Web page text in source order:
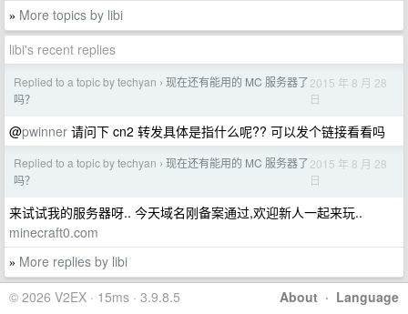
» More topics by libi
libi's recent replies
Replied to a topic by techyan › 现在还有能用的 MC 服务器了
吗？
2015 年 8 月 28
日
@pwinner 请问下 cn2 转发具体是指什么呢?? 可以发个链接看看吗
Replied to a topic by techyan › 现在还有能用的 MC 服务器了
吗？
2015 年 8 月 28
日
来试试我的服务器呀.. 今天域名刚备案通过,欢迎新人一起来玩..
minecraft0.com
» More replies by libi
About · Language
© 2026 V2EX · 15ms · 3.9.8.5